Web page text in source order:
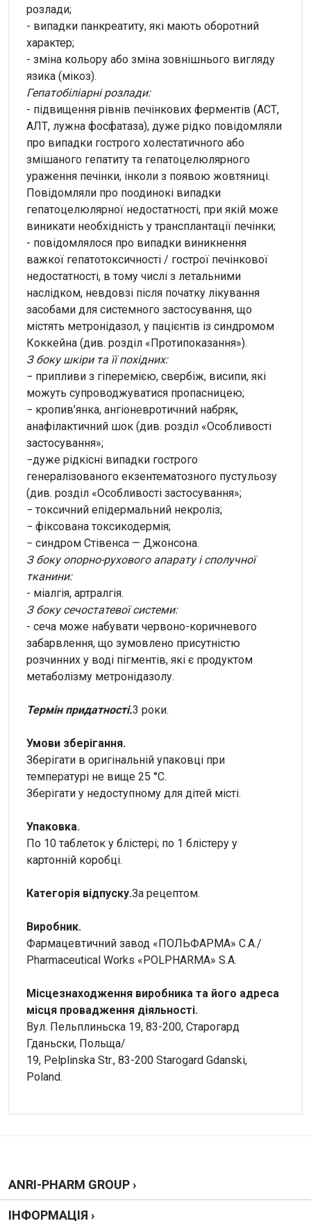
розлади;
- випадки панкреатиту, які мають оборотний
характер;
- зміна кольору або зміна зовнішнього вигляду
язика (мікоз).
Гепатобіліарні розлади:
- підвищення рівнів печінкових ферментів (АСТ,
АЛТ, лужна фосфатаза), дуже рідко повідомляли
про випадки гострого холестатичного або
змішаного гепатиту та гепатоцелюлярного
ураження печінки, інколи з появою жовтяниці.
Повідомляли про поодинокі випадки
гепатоцелюлярної недостатності, при якій може
виникати необхідність у трансплантації печінки;
- повідомлялося про випадки виникнення
важкої гепатотоксичності / гострої печінкової
недостатності, в тому числі з летальними
наслідком, невдовзі після початку лікування
засобами для системного застосування, що
містять метронідазол, у пацієнтів із синдромом
Коккейна (див. розділ «Протипоказання»).
З боку шкіри та її похідних:
− припливи з гіперемією, свербіж, висипи, які
можуть супроводжуватися пропасницею;
− кропив’янка, ангіоневротичний набряк,
анафілактичний шок (див. розділ «Особливості
застосування»;
−дуже рідкісні випадки гострого
генералізованого екзентематозного пустульозу
(див. розділ «Особливості застосування»;
− токсичний епідермальний некроліз;
− фіксована токсикодермія;
− синдром Стівенса — Джонсона.
З боку опорно-рухового апарату і сполучної
тканини:
- міалгія, артралгія.
З боку сечостатевої системи:
- сеча може набувати червоно-коричневого
забарвлення, що зумовлено присутністю
розчинних у воді пігментів, які є продуктом
метаболізму метронідазолу.
Термін придатності.3 роки.
Умови зберігання.
Зберігати в оригінальній упаковці при
температурі не вище 25 °С.
Зберігати у недоступному для дітей місті.
Упаковка.
По 10 таблеток у блістері; по 1 блістеру у
картонній коробці.
Категорія відпуску.За рецептом.
Виробник.
Фармацевтичний завод «ПОЛЬФАРМА» С.А./
Pharmaceutical Works «POLPHARMA» S.A.
Місцезнаходження виробника та його адреса
місця провадження діяльності.
Вул. Пельплиньска 19, 83-200, Старогард
Гданьски, Польща/
19, Pelplinska Str., 83-200 Starogard Gdanski,
Poland.
Написати відгук
ANRI-PHARM GROUP ›
ІНФОРМАЦІЯ ›